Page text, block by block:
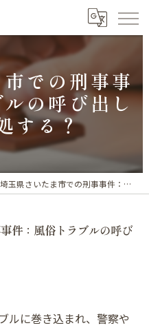
での刑事事
の呼び出し
する？
埼玉県さいたま市での刑事事件：風俗トラブルの呼び出しにどう対処する？
件：風俗トラブルの呼び
ルに巻き込まれ、警察や